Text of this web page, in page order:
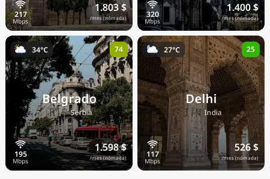
1.803 $
/mes (nómada)
1.400 $
/mes (nómada)
Belgrado
🇷🇸Serbia
1.598 $
/mes (nómada)
34°C 74
Delhi
🇮🇳India
526 $
/mes (nómada)
27°C 25